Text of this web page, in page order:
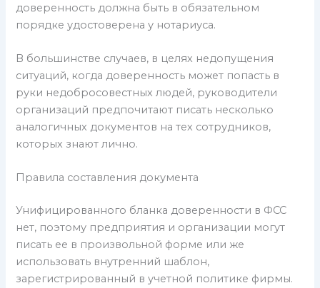
доверенность должна быть в обязательном
порядке удостоверена у нотариуса.
В большинстве случаев, в целях недопущения
ситуаций, когда доверенность может попасть в
руки недобросовестных людей, руководители
организаций предпочитают писать несколько
аналогичных документов на тех сотрудников,
которых знают лично.
Правила составления документа
Унифицированного бланка доверенности в ФСС
нет, поэтому предприятия и организации могут
писать ее в произвольной форме или же
использовать внутренний шаблон,
зарегистрированный в учетной политике фирмы.